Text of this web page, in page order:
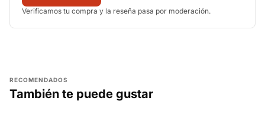
Verificamos tu compra y la reseña pasa por moderación.
RECOMENDADOS
También te puede gustar
AGREGAR AGREGAR